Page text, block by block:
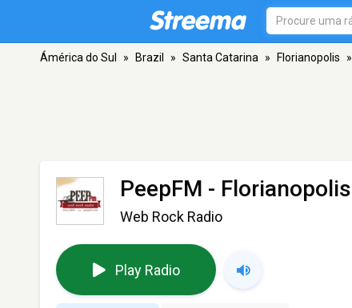
Ámérica do Sul » Brazil » Santa Catarina » Florianopolis »
PeepFM - Florianopolis
Web Rock Radio
Play Radio